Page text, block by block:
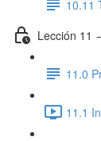
10.11
Lección 11
11.0
11.1